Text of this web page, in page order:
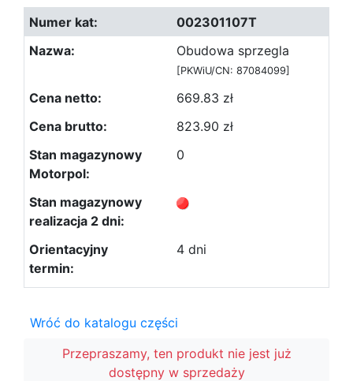
002301107T
Obudowa sprzegla
[PKWiU/CN: 87084099]
669.83 zł
823.90 zł
0
4 dni
Wróć do katalogu części
Przepraszamy, ten produkt nie jest już
dostępny w sprzedaży